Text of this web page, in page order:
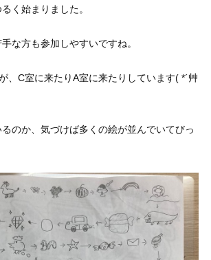
く始まりました。
な方も参加しやすいですね。
、C室に来たりA室に来たりしています( *´艸
のか、気づけば多くの絵が並んでいてびっ